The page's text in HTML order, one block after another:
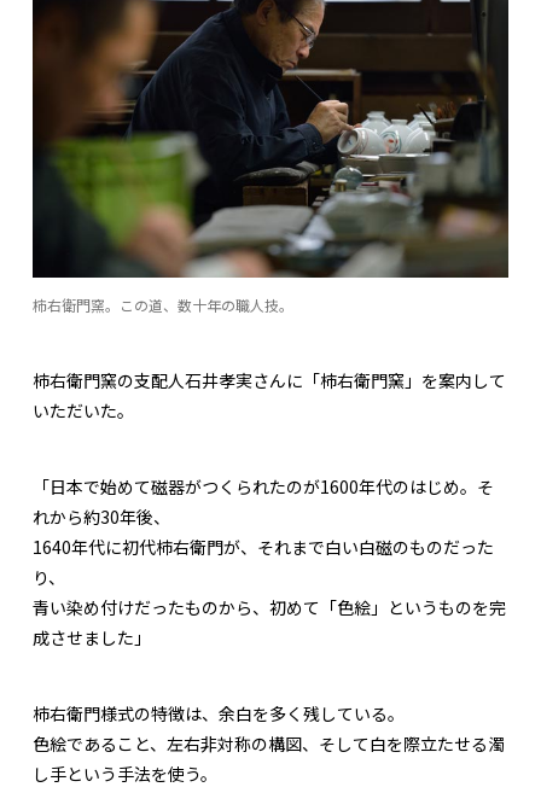
柿右衛門窯。この道、数十年の職人技。
柿右衛門窯の支配人石井孝実さんに「柿右衛門窯」を案内して
いただいた。
「日本で始めて磁器がつくられたのが1600年代のはじめ。そ
れから約30年後、
1640年代に初代柿右衛門が、それまで白い白磁のものだった
り、
青い染め付けだったものから、初めて「色絵」というものを完
成させました」
柿右衛門様式の特徴は、余白を多く残している。
色絵であること、左右非対称の構図、そして白を際立たせる濁
し手という手法を使う。